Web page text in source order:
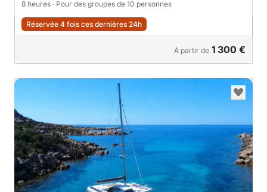
8 heures · Pour des groupes de 10 personnes
Réservée 4 fois ces dernières 24h
À partir de 1 300 €